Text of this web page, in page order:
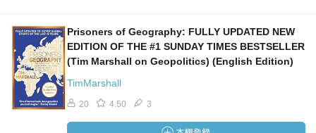
Prisoners of Geography: FULLY UPDATED NEW
EDITION OF THE #1 SUNDAY TIMES BESTSELLER
(Tim Marshall on Geopolitics) (English Edition)
TimMarshall
20 4.50 3